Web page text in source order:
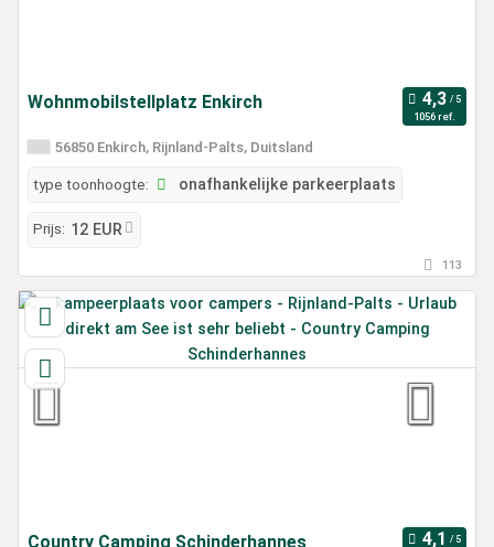
Wohnmobilstellplatz Enkirch
1056 ref.
56850 Enkirch, Rijnland-Palts, Duitsland
type toonhoogte: onafhankelijke parkeerplaats
Prijs: 12 EUR
113
Country Camping Schinderhannes